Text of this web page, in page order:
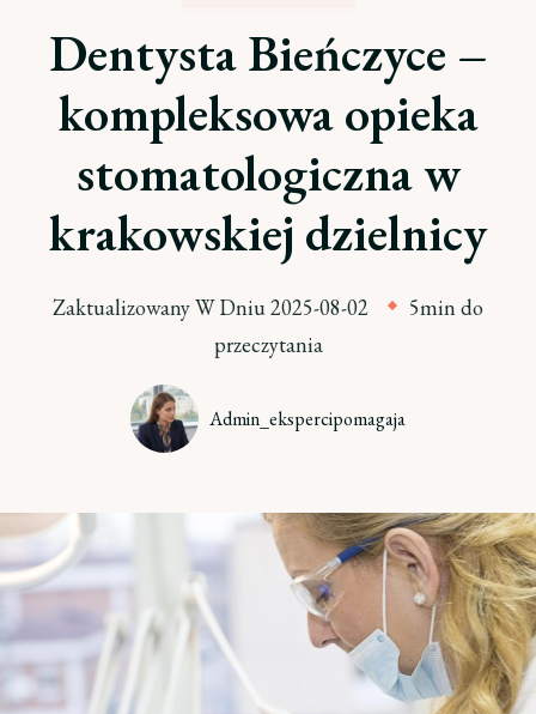
Dentysta Bieńczyce –
kompleksowa opieka
stomatologiczna w
krakowskiej dzielnicy
Zaktualizowany W Dniu2025-08-02
5min do
przeczytania
Admin_ekspercipomagaja